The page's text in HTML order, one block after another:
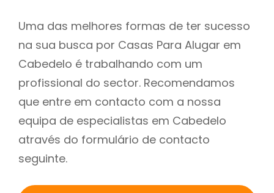
Uma das melhores formas de ter sucesso
na sua busca por Casas Para Alugar em
Cabedelo é trabalhando com um
profissional do sector. Recomendamos
que entre em contacto com a nossa
equipa de especialistas em Cabedelo
através do formulário de contacto
seguinte.